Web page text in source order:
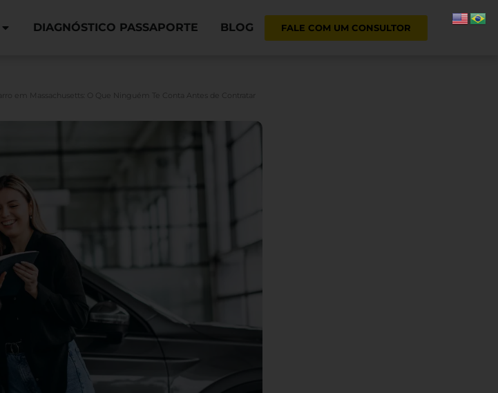
DIAGNÓSTICO PASSAPORTE BLOG FALE COM UM CONSULTOR
em Massachusetts: O Que Ninguém Te Conta Antes de Contratar